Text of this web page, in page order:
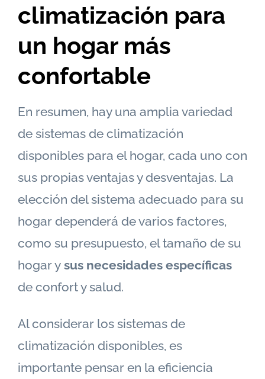
climatización para
un hogar más
confortable
En resumen, hay una amplia variedad
de sistemas de climatización
disponibles para el hogar, cada uno con
sus propias ventajas y desventajas. La
elección del sistema adecuado para su
hogar dependerá de varios factores,
como su presupuesto, el tamaño de su
hogar y sus necesidades específicas
de confort y salud.
Al considerar los sistemas de
climatización disponibles, es
importante pensar en la eficiencia